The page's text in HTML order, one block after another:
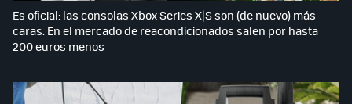
Es oficial: las consolas Xbox Series X|S son (de nuevo) más
caras. En el mercado de reacondicionados salen por hasta
200 euros menos